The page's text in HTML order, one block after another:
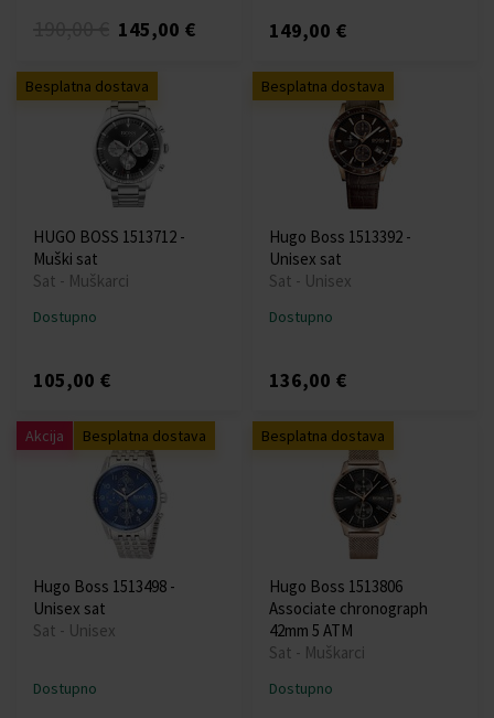
145,00 € 149,00 €
Besplatna dostava
HUGO BOSS 1513712 -
Muški sat
Sat - Muškarci
Dostupno
105,00 €
Besplatna dostava
Hugo Boss 1513392 -
Unisex sat
Sat - Unisex
Dostupno
136,00 €
Akcija Besplatna dostava
Hugo Boss 1513498 -
Unisex sat
Sat - Unisex
Dostupno
Besplatna dostava
Hugo Boss 1513806
Associate chronograph
42mm 5 ATM
Sat - Muškarci
Dostupno